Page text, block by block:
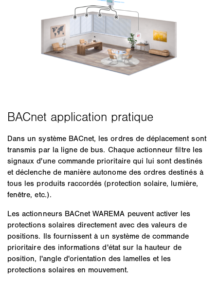
Dans un système BACnet, les ordres de déplacement sont
transmis par la ligne de bus. Chaque actionneur filtre les
signaux d'une commande prioritaire qui lui sont destinés
et déclenche de manière autonome des ordres destinés à
tous les produits raccordés (protection solaire, lumière,
fenêtre, etc.).
Les actionneurs BACnet WAREMA peuvent activer les
protections solaires directement avec des valeurs de
positions. Ils fournissent à un système de commande
prioritaire des informations d'état sur la hauteur de
position, l'angle d'orientation des lamelles et les
protections solaires en mouvement.